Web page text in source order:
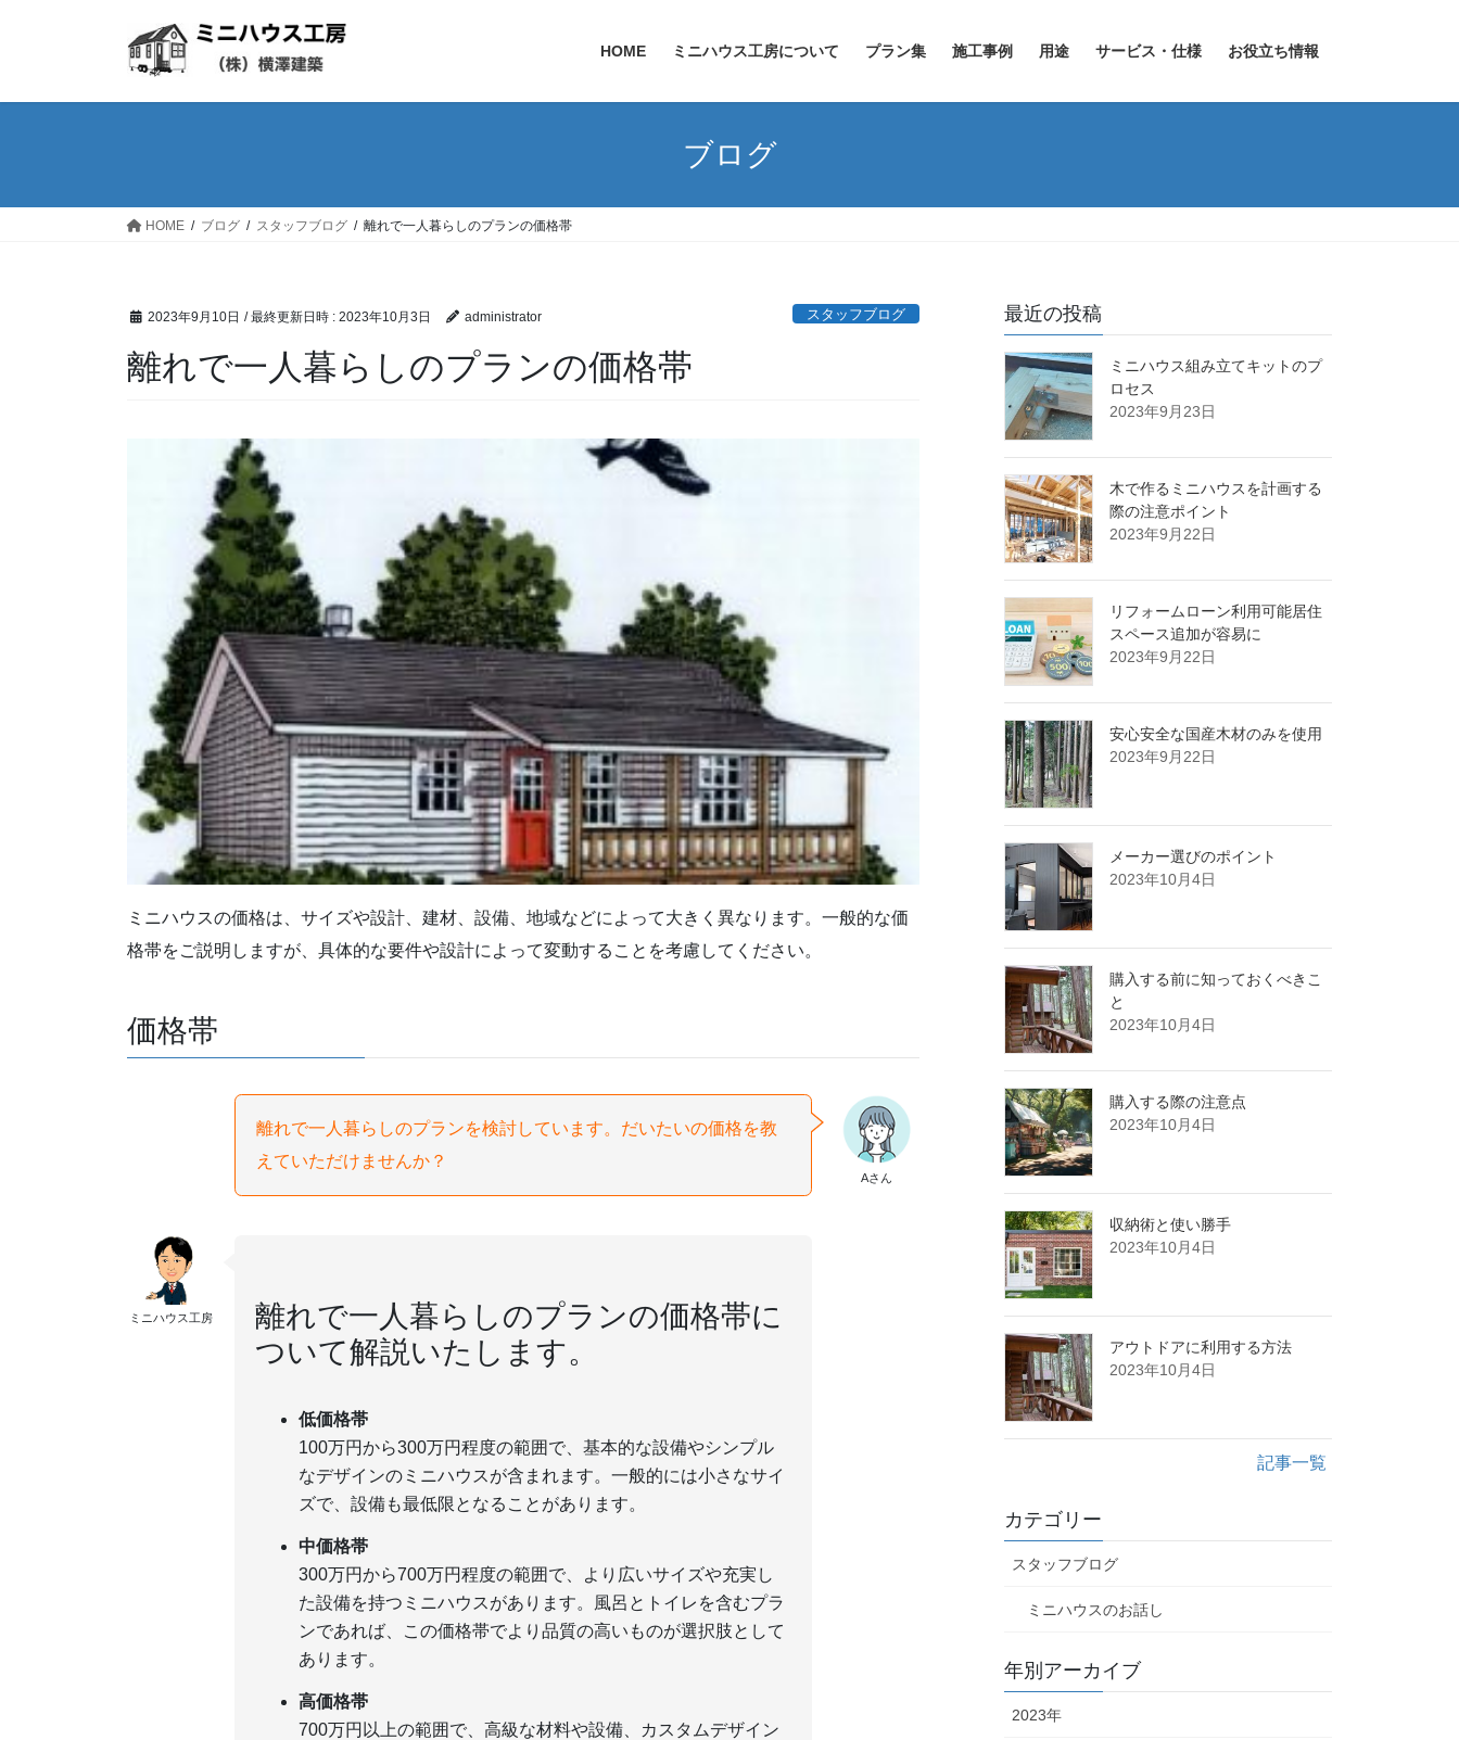
HOME ミニハウス工房について プラン集 施工事例 用途 サービス・仕様 お役立ち情報
ブログ
HOME ブログ スタッフブログ 離れで一人暮らしのプランの価格帯
2023年9月10日 / 最終更新日時 : 2023年10月3日 administrator スタッフブログ
離れで一人暮らしのプランの価格帯
ミニハウスの価格は、サイズや設計、建材、設備、地域などによって大きく異なります。一般的な価
格帯をご説明しますが、具体的な要件や設計によって変動することを考慮してください。
価格帯
Aさん
離れで一人暮らしのプランを検討しています。だいたいの価格を教
えていただけませんか？
ミニハウス工房
離れで一人暮らしのプランの価格帯に
ついて解説いたします。
低価格帯
100万円から300万円程度の範囲で、基本的な設備やシンプル
なデザインのミニハウスが含まれます。一般的には小さなサイ
ズで、設備も最低限となることがあります。
中価格帯
300万円から700万円程度の範囲で、より広いサイズや充実し
た設備を持つミニハウスがあります。風呂とトイレを含むプラ
ンであれば、この価格帯でより品質の高いものが選択肢として
あります。
高価格帯
700万円以上の範囲で、高級な材料や設備、カスタムデザイン
最近の投稿
ミニハウス組み立てキットのプ
ロセス
2023年9月23日
木で作るミニハウスを計画する
際の注意ポイント
2023年9月22日
リフォームローン利用可能居住
スペース追加が容易に
2023年9月22日
安心安全な国産木材のみを使用
2023年9月22日
メーカー選びのポイント
2023年10月4日
購入する前に知っておくべきこ
と
2023年10月4日
購入する際の注意点
2023年10月4日
収納術と使い勝手
2023年10月4日
アウトドアに利用する方法
2023年10月4日
記事一覧
カテゴリー
スタッフブログ
ミニハウスのお話し
年別アーカイブ
2023年